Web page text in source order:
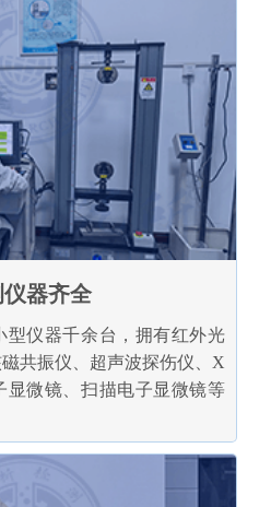
器齐全
型仪器千余台，拥有红外光
共振仪、超声波探伤仪、X
显微镜、扫描电子显微镜等